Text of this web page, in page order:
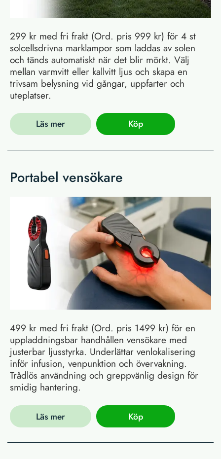
299 kr med fri frakt (Ord. pris 999 kr) för 4 st
solcellsdrivna marklampor som laddas av solen
och tänds automatiskt när det blir mörkt. Välj
mellan varmvitt eller kallvitt ljus och skapa en
trivsam belysning vid gångar, uppfarter och
uteplatser.
Läs mer Köp
Portabel vensökare
499 kr med fri frakt (Ord. pris 1499 kr) för en
uppladdningsbar handhållen vensökare med
justerbar ljusstyrka. Underlättar venlokalisering
inför infusion, venpunktion och övervakning.
Trådlös användning och greppvänlig design för
smidig hantering.
Läs mer Köp